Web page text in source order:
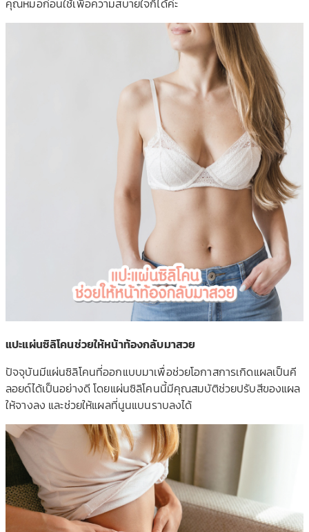
แปะแผ่นซิลิโคนช่วยให้หน้าท้องกลับมาสวย
ปัจจุบันมีแผ่นซิลิโคนที่ออกแบบมาเพื่อช่วยโอกาสการเกิดแผลเป็นคี
ลอยด์ได้เป็นอย่างดี โดยแผ่นซิลิโคนนี้มีคุณสมบัติช่วยปรับสีของแผล
ให้จางลง และช่วยให้แผลที่นูนแบนราบลงได้